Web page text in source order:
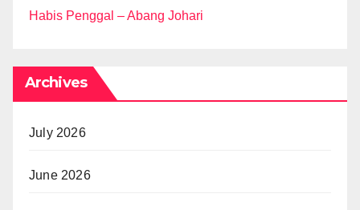
Habis Penggal – Abang Johari
Archives
July 2026
June 2026